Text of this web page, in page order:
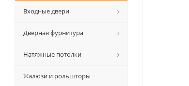
Входные двери
Дверная фурнитура
Натяжные потолки
Жалюзи и рольшторы